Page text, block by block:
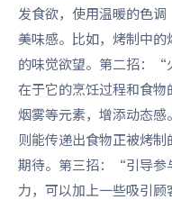
发食欲，使用温暖的色
美味感。比如，烤制中
的味觉欲望。第二招：
在于它的烹饪过程和食物
烟雾等元素，增添动态
则能传递出食物正被烤
期待。第三招：“引导参
力，可以加上一些吸引